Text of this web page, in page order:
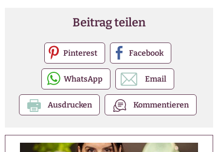
Beitrag teilen
Pinterest Facebook
WhatsApp Email
Ausdrucken Kommentieren